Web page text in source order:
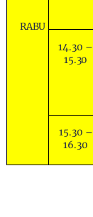
RABU
14.30 –
15.30
15.30 –
16.30